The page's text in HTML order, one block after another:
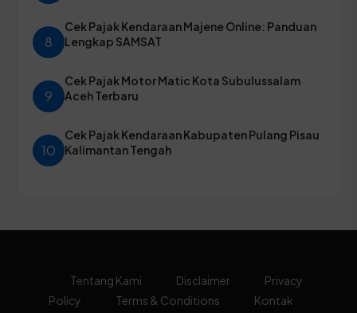
8
Cek Pajak Kendaraan Majene Online: Panduan
Lengkap SAMSAT
9
Cek Pajak Motor Matic Kota Subulussalam
Aceh Terbaru
10
Cek Pajak Kendaraan Kabupaten Pulang Pisau
Kalimantan Tengah
Tentang Kami Disclaimer
Privacy
Policy
Terms & Conditions Kontak